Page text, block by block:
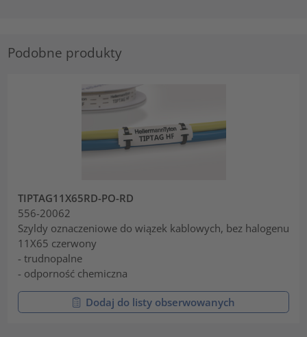
Podobne produkty
TIPTAG11X65RD-PO-RD
556-20062
Szyldy oznaczeniowe do wiązek kablowych, bez halogenu
11X65 czerwony
- trudnopalne
- odporność chemiczna
Dodaj do listy obserwowanych